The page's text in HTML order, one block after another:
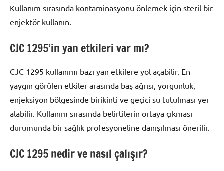
Kullanım sırasında kontaminasyonu önlemek için steril bir
enjektör kullanın.
CJC 1295’in yan etkileri var mı?
CJC 1295 kullanımı bazı yan etkilere yol açabilir. En
yaygın görülen etkiler arasında baş ağrısı, yorgunluk,
enjeksiyon bölgesinde birikinti ve geçici su tutulması yer
alabilir. Kullanım sırasında belirtilerin ortaya çıkması
durumunda bir sağlık profesyoneline danışılması önerilir.
CJC 1295 nedir ve nasıl çalışır?